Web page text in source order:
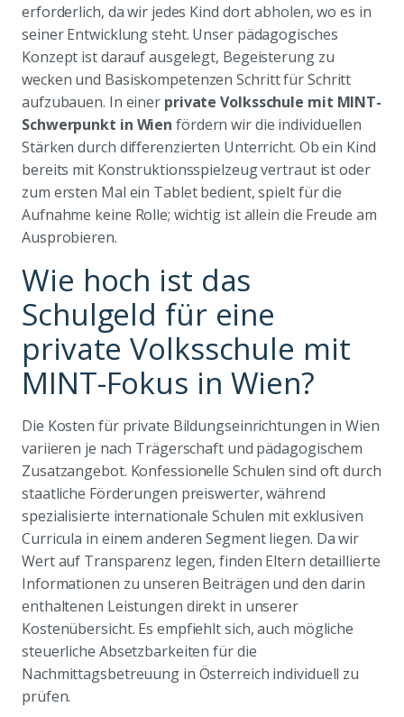
erforderlich, da wir jedes Kind dort abholen, wo es in
seiner Entwicklung steht. Unser pädagogisches
Konzept ist darauf ausgelegt, Begeisterung zu
wecken und Basiskompetenzen Schritt für Schritt
aufzubauen. In einer private Volksschule mit MINT-
Schwerpunkt in Wien fördern wir die individuellen
Stärken durch differenzierten Unterricht. Ob ein Kind
bereits mit Konstruktionsspielzeug vertraut ist oder
zum ersten Mal ein Tablet bedient, spielt für die
Aufnahme keine Rolle; wichtig ist allein die Freude am
Ausprobieren.
Wie hoch ist das
Schulgeld für eine
private Volksschule mit
MINT-Fokus in Wien?
Die Kosten für private Bildungseinrichtungen in Wien
variieren je nach Trägerschaft und pädagogischem
Zusatzangebot. Konfessionelle Schulen sind oft durch
staatliche Förderungen preiswerter, während
spezialisierte internationale Schulen mit exklusiven
Curricula in einem anderen Segment liegen. Da wir
Wert auf Transparenz legen, finden Eltern detaillierte
Informationen zu unseren Beiträgen und den darin
enthaltenen Leistungen direkt in unserer
Kostenübersicht. Es empfiehlt sich, auch mögliche
steuerliche Absetzbarkeiten für die
Nachmittagsbetreuung in Österreich individuell zu
prüfen.